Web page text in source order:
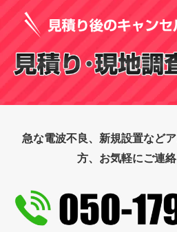
急な電波不良、新規設置など
方、お気軽にご連絡